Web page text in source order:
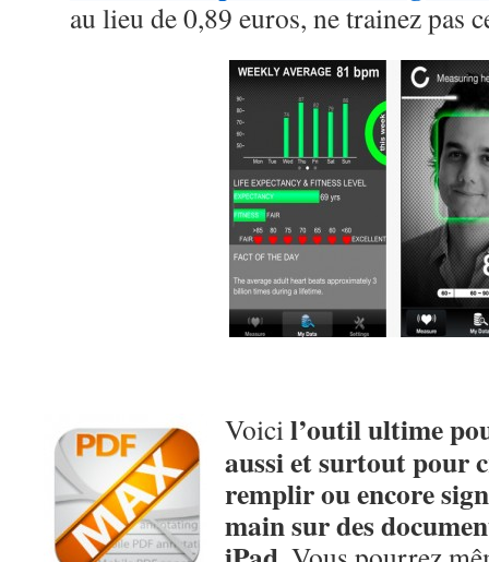
au lieu de 0,89 euros, ne trainez pas
Voicil’outil ultime
aussi et surtout pour
remplir ou encore
main sur des